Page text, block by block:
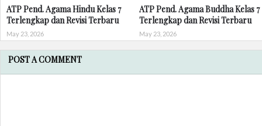
ATP Pend. Agama Hindu Kelas 7
Terlengkap dan Revisi Terbaru
May 23, 2026
ATP Pend. Agama Buddha Kelas 7
Terlengkap dan Revisi Terbaru
May 23, 2026
POST A COMMENT